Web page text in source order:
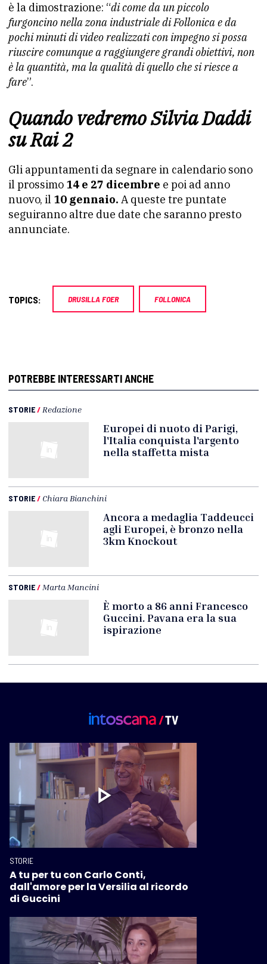
è la dimostrazione: “di come da un piccolo
furgoncino nella zona industriale di Follonica e da
pochi minuti di video realizzati con impegno si possa
riuscire comunque a raggiungere grandi obiettivi, non
è la quantità, ma la qualità di quello che si riesce a
fare”.
Quando vedremo Silvia Daddi
su Rai 2
Gli appuntamenti da segnare in calendario sono
il prossimo 14 e 27 dicembre e poi ad anno
nuovo, il 10 gennaio. A queste tre puntate
seguiranno altre due date che saranno presto
annunciate.
TOPICS: DRUSILLA FOER FOLLONICA
POTREBBE INTERESSARTI ANCHE
STORIE/ Redazione
Europei di nuoto di Parigi,
l'Italia conquista l'argento
nella staffetta mista
STORIE/ Chiara Bianchini
Ancora a medaglia Taddeucci
agli Europei, è bronzo nella
3km Knockout
STORIE/ Marta Mancini
È morto a 86 anni Francesco
Guccini. Pavana era la sua
ispirazione
STORIE
A tu per tu con Carlo Conti,
dall'amore per la Versilia al ricordo
di Guccini